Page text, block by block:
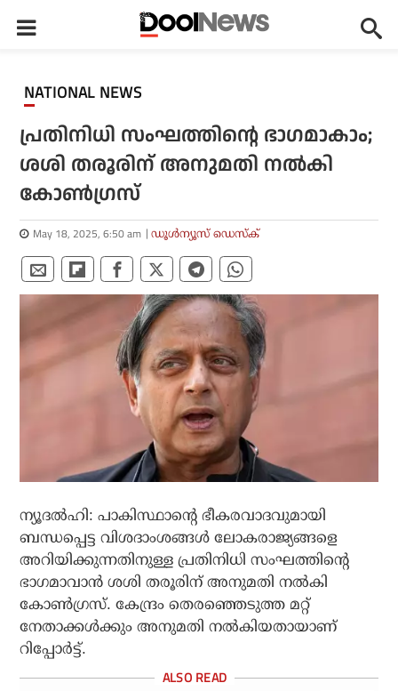
NATIONAL NEWS
പ്രതിനിധി സംഘത്തിന്റെ ഭാഗമാകാം;
ശശി തരൂരിന് അനുമതി നല്‍കി
കോണ്‍ഗ്രസ്
May 18, 2025, 6:50 am ഡൂള്‍ന്യൂസ് ഡെസ്‌ക്
ന്യൂദല്‍ഹി: പാകിസ്ഥാന്റെ ഭീകരവാദവുമായി
ബന്ധപ്പെട്ട വിശദാംശങ്ങള്‍ ലോകരാജ്യങ്ങളെ
അറിയിക്കുന്നതിനുള്ള പ്രതിനിധി സംഘത്തിന്റെ
ഭാഗമാവാന്‍ ശശി തരൂരിന് അനുമതി നല്‍കി
കോണ്‍ഗ്രസ്. കേന്ദ്രം തെരഞ്ഞെടുത്ത മറ്റ്
നേതാക്കള്‍ക്കും അനുമതി നല്‍കിയതായാണ്
റിപ്പോര്‍ട്ട്.